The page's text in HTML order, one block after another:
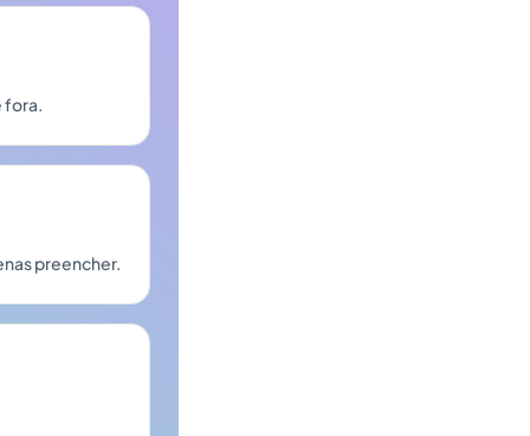
fora.
preencher.